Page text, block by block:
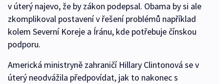
v úterý najevo, že by zákon podepsal. Obama by si ale
zkomplikoval postavení v řešení problémů například
kolem Severní Koreje a Íránu, kde potřebuje čínskou
podporu.
Americká ministryně zahraničí Hillary Clintonová se v
úterý neodvážila předpovídat, jak to nakonec s